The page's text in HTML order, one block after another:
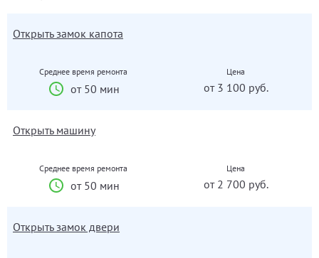
Открыть замок капота
Среднее время ремонта
от 50 мин
Цена
от 3 100 руб.
Открыть машину
Среднее время ремонта
от 50 мин
Цена
от 2 700 руб.
Открыть замок двери